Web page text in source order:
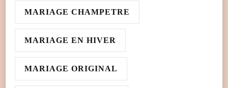
MARIAGE CHAMPETRE
MARIAGE EN HIVER
MARIAGE ORIGINAL